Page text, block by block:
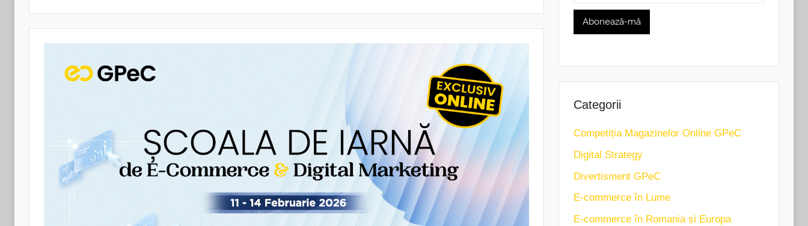
Categorii
Competiția Magazinelor Online GPeC
Digital Strategy
Divertisment GPeC
E-commerce în Lume
E-commerce în Romania și Europa